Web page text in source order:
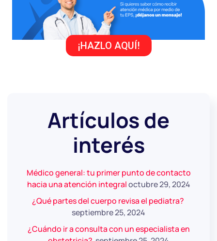
¡HAZLO AQUÍ!
Artículos de
interés
Médico general: tu primer punto de contacto
hacia una atención integraloctubre 29, 2024
¿Qué partes del cuerpo revisa el pediatra?
septiembre 25, 2024
¿Cuándo ir a consulta con un especialista en